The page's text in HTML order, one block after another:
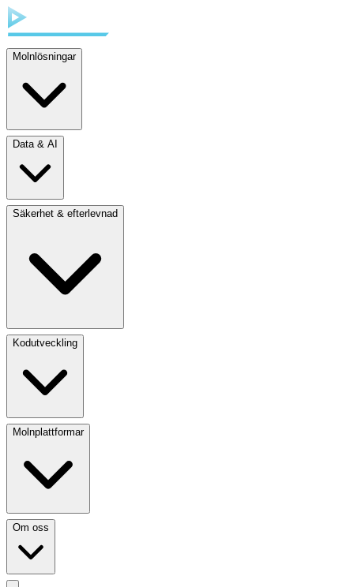
Molnlösningar
Data & AI
Säkerhet & efterlevnad
Kodutveckling
Molnplattformar
Om oss